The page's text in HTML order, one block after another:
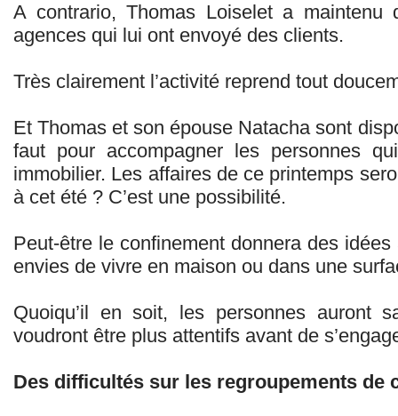
A contrario, Thomas Loiselet a maintenu
agences qui lui ont envoyé des clients.
Très clairement l’activité reprend tout
Et Thomas et son épouse Natacha sont
faut pour accompagner les personnes
immobilier. Les affaires de ce printemps
à cet été ? C’est une possibilité.
Peut-être le confinement donnera des
envies de vivre en maison ou dans une
Quoiqu’il en soit, les personnes auront
voudront être plus attentifs avant de
Des difficultés sur les regroupements de